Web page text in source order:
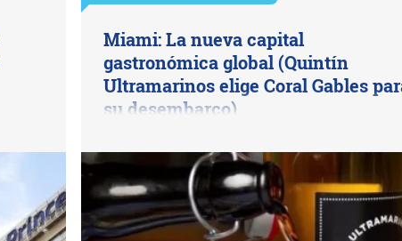
Miami: La nueva capital
gastronómica global (Quintín
Ultramarinos elige Coral Gables
su desembarco)